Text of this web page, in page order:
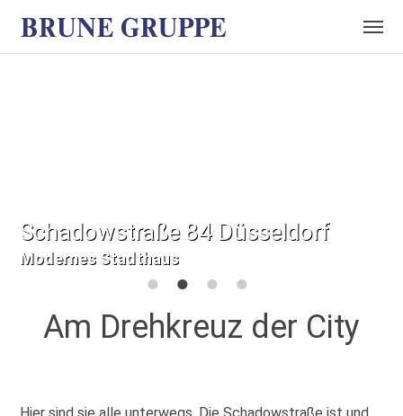
Schadowstraße 84 Düsseldorf
Modernes Stadthaus
Am Drehkreuz der City